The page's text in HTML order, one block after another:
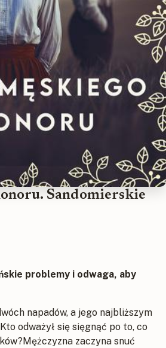
Sandomierskie
problemy i odwaga, aby
napadów, a jego najbliższym
odważył się sięgnąć po to, co
zaczyna snuć